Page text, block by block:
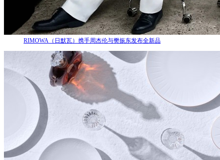
RIMOWA（日默瓦）携手周杰伦与樊振东发布全新品